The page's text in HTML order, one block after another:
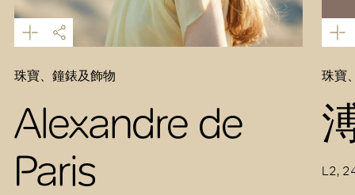
珠寶、鐘錶及飾物
Alexandre de
Paris
珠寶
L2,